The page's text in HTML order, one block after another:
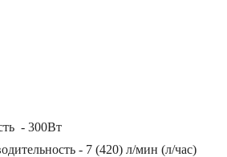
- 300Вт
- 7 (420) л/мин (л/час)